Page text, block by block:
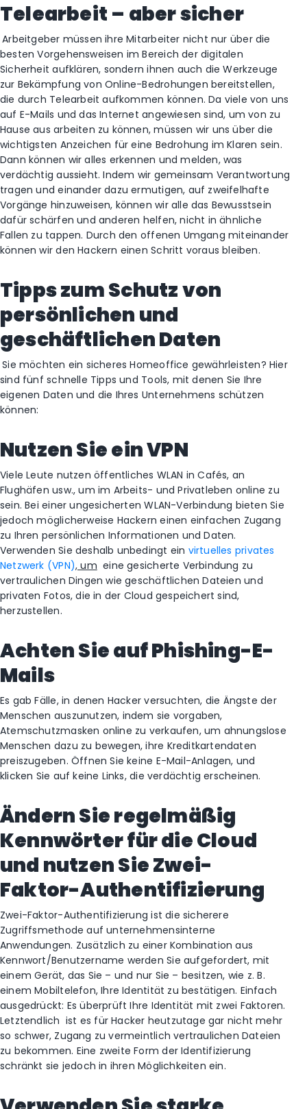
Telearbeit – aber sicher
Arbeitgeber müssen ihre Mitarbeiter nicht nur über die
besten Vorgehensweisen im Bereich der digitalen
Sicherheit aufklären, sondern ihnen auch die Werkzeuge
zur Bekämpfung von Online-Bedrohungen bereitstellen,
die durch Telearbeit aufkommen können. Da viele von uns
auf E-Mails und das Internet angewiesen sind, um von zu
Hause aus arbeiten zu können, müssen wir uns über die
wichtigsten Anzeichen für eine Bedrohung im Klaren sein.
Dann können wir alles erkennen und melden, was
verdächtig aussieht. Indem wir gemeinsam Verantwortung
tragen und einander dazu ermutigen, auf zweifelhafte
Vorgänge hinzuweisen, können wir alle das Bewusstsein
dafür schärfen und anderen helfen, nicht in ähnliche
Fallen zu tappen. Durch den offenen Umgang miteinander
können wir den Hackern einen Schritt voraus bleiben.
Tipps zum Schutz von
persönlichen und
geschäftlichen Daten
Sie möchten ein sicheres Homeoffice gewährleisten? Hier
sind fünf schnelle Tipps und Tools, mit denen Sie Ihre
eigenen Daten und die Ihres Unternehmens schützen
können:
Nutzen Sie ein VPN
Viele Leute nutzen öffentliches WLAN in Cafés, an
Flughäfen usw., um im Arbeits- und Privatleben online zu
sein. Bei einer ungesicherten WLAN-Verbindung bieten Sie
jedoch möglicherweise Hackern einen einfachen Zugang
zu Ihren persönlichen Informationen und Daten.
Verwenden Sie deshalb unbedingt ein virtuelles privates
Netzwerk (VPN), um eine gesicherte Verbindung zu
vertraulichen Dingen wie geschäftlichen Dateien und
privaten Fotos, die in der Cloud gespeichert sind,
herzustellen.
Achten Sie auf Phishing-E-
Mails
Es gab Fälle, in denen Hacker versuchten, die Ängste der
Menschen auszunutzen, indem sie vorgaben,
Atemschutzmasken online zu verkaufen, um ahnungslose
Menschen dazu zu bewegen, ihre Kreditkartendaten
preiszugeben. Öffnen Sie keine E-Mail-Anlagen, und
klicken Sie auf keine Links, die verdächtig erscheinen.
Ändern Sie regelmäßig
Kennwörter für die Cloud
und nutzen Sie Zwei-
Faktor-Authentifizierung
Zwei-Faktor-Authentifizierung ist die sicherere
Zugriffsmethode auf unternehmensinterne
Anwendungen. Zusätzlich zu einer Kombination aus
Kennwort/Benutzername werden Sie aufgefordert, mit
einem Gerät, das Sie – und nur Sie – besitzen, wie z. B.
einem Mobiltelefon, Ihre Identität zu bestätigen. Einfach
ausgedrückt: Es überprüft Ihre Identität mit zwei Faktoren.
Letztendlich ist es für Hacker heutzutage gar nicht mehr
so schwer, Zugang zu vermeintlich vertraulichen Dateien
zu bekommen. Eine zweite Form der Identifizierung
schränkt sie jedoch in ihren Möglichkeiten ein.